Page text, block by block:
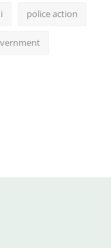
police action